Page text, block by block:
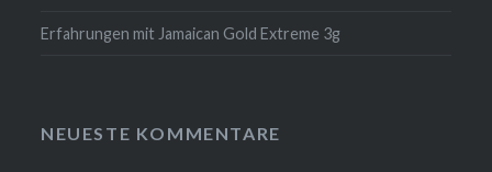
Erfahrungen mit Jamaican Gold Extreme 3g
NEUESTE KOMMENTARE